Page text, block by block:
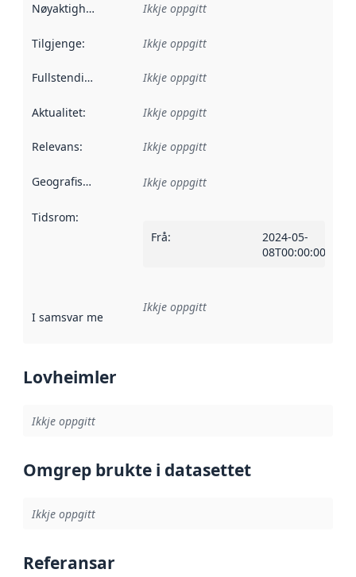
Nøyaktigheit Ikkje oppgitt
Tilgjenge: Ikkje oppgitt
Fullstendigheit Ikkje oppgitt
Aktualitet: Ikkje oppgitt
Relevans: Ikkje oppgitt
Geografisk område Ikkje oppgitt
Tidsrom:
Frå:
2024-05-
08T00:00:00Z
I samsvar med Referanse til ei implementeringsregel eller
Ikkje oppgitt
Lovheimler
Ikkje oppgitt
Omgrep brukte i datasettet
Ikkje oppgitt
Referansar